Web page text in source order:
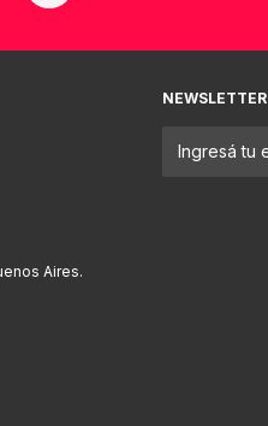
Aires.
NEWSLETTER